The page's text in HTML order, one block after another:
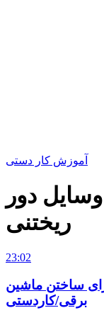
آموزش کار دستی
دور
ریختنی
23:02
ساختن ماشین
برقی/کاردستی